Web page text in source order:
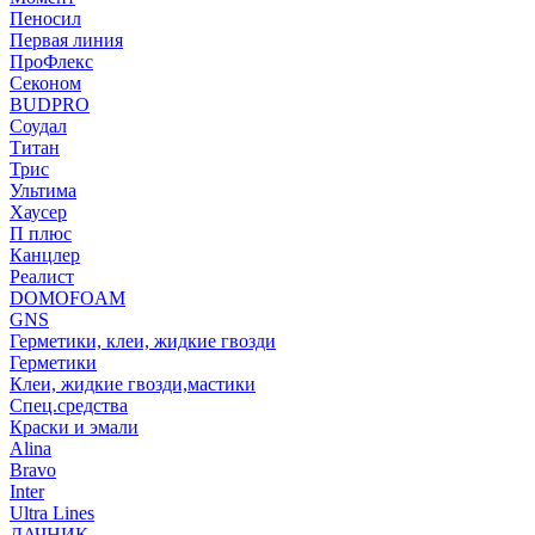
Пеносил
Первая линия
ПроФлекс
Секоном
BUDPRO
Соудал
Титан
Трис
Ультима
Хаусер
П плюс
Канцлер
Реалист
DOMOFOAM
GNS
Герметики, клеи, жидкие гвозди
Герметики
Клеи, жидкие гвозди,мастики
Спец.средства
Краски и эмали
Alina
Bravo
Inter
Ultra Lines